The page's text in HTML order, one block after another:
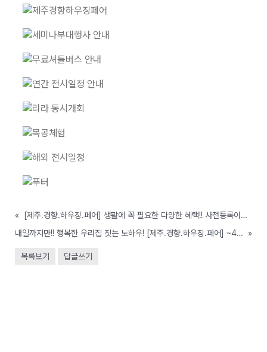
«
[제주.경향.하우징.페어] 생활에 꼭 필요한 다양한 혜택!! 사전등록이벤트 오늘까지만 !!! (전시기간 4/15~17)
내일까지만!! 행복한 우리집 짓는 노하우! [제주.경향.하우징.페어] ~4/17(일)까지
»
목록보기 답글쓰기